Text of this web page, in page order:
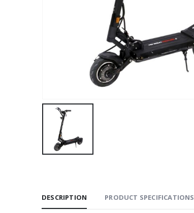
DESCRIPTION PRODUCT SPECIFICATIONS